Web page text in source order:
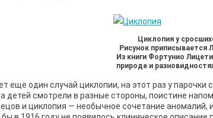
Циклопия у
Рисунок приписывается
Из книги Фортунио
природе и
еще один случай циклопии, на этот раз у
детей смотрели в раз­ные стороны, поистине
и циклопия — необычное сочетание